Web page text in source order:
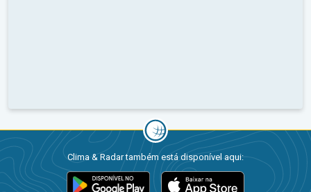
Clima & Radar também está disponível aqui: